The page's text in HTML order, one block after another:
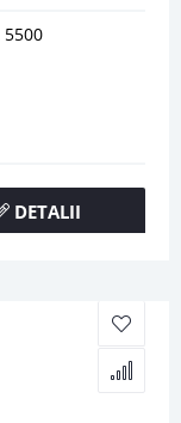
5500
DETALII